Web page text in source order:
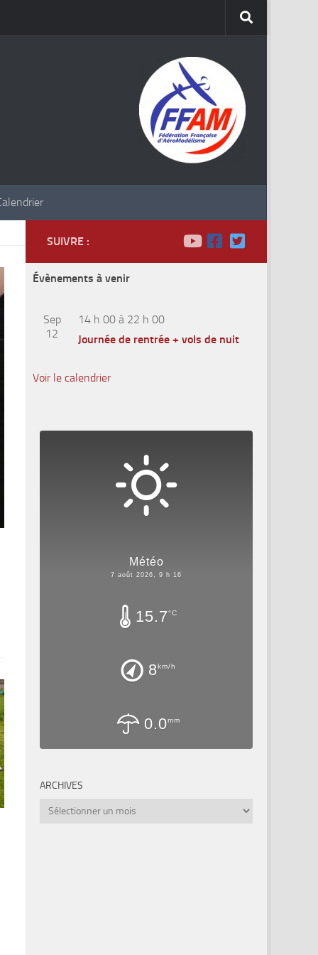
SUIVRE :
Évènements à venir
Sep
12
14 h 00 à 22 h 00
Journée de rentrée + vols de nuit
Voir le calendrier
Météo
7 août 2026, 9 h 16
15.7°C
8km/h
0.0mm
ARCHIVES
Archives